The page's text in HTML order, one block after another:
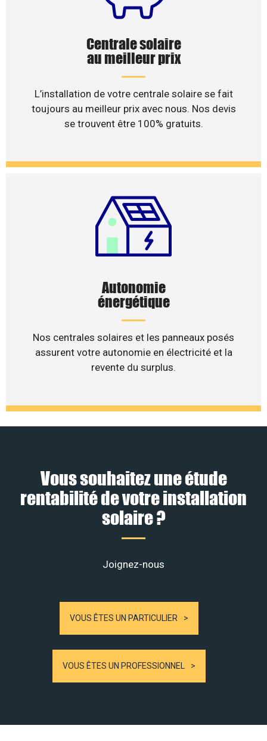
Centrale solaire
au meilleur prix
L’installation de votre centrale solaire se fait
toujours au meilleur prix avec nous. Nos devis
se trouvent être 100% gratuits.
Autonomie
énergétique
Nos centrales solaires et les panneaux posés
assurent votre autonomie en électricité et la
revente du surplus.
Vous souhaitez une étude
rentabilité de votre installation
solaire ?
Joignez-nous
VOUS ÊTES UN PARTICULIER
VOUS ÊTES UN PROFESSIONNEL